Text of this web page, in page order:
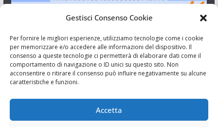
Gestisci Consenso Cookie
Per fornire le migliori esperienze, utilizziamo tecnologie come i cookie
per memorizzare e/o accedere alle informazioni del dispositivo. Il
consenso a queste tecnologie ci permetterà di elaborare dati come il
comportamento di navigazione o ID unici su questo sito. Non
acconsentire o ritirare il consenso può influire negativamente su alcune
caratteristiche e funzioni.
Accetta
Aut. del tribunale di Catania n.23/2011 del 20/09/2011 Dir.
Resp. Riccardo Orioles.
Associazione Culturale I Siciliani Giovani
via Randazzo 27 Catania